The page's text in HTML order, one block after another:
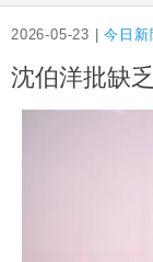
2026-05-23 |今日新
沈伯洋批缺